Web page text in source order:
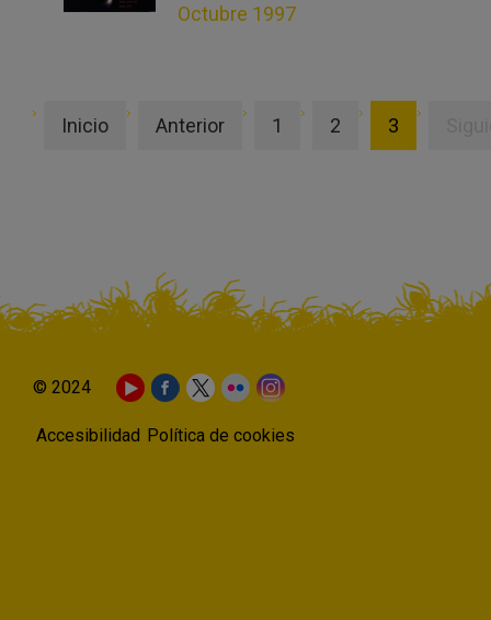
Octubre 1997
Inicio Anterior 1 2 3
© 2024
Accesibilidad Política de cookies